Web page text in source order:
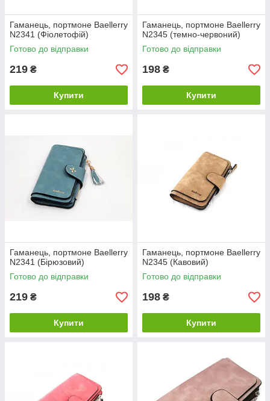
Гаманець, портмоне Baellerry
N2341 (Фіолетофій)
Готово до відправки
219 ₴
Купити
Гаманець, портмоне Baellerry
N2345 (темно-червоний)
Готово до відправки
198 ₴
Купити
Гаманець, портмоне Baellerry
N2341 (Бірюзовий)
Готово до відправки
219 ₴
Купити
Гаманець, портмоне Baellerry
N2345 (Кавовий)
Готово до відправки
198 ₴
Купити